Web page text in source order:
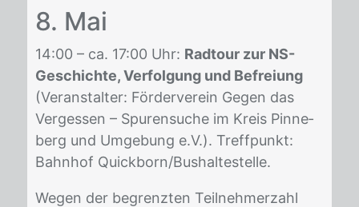
8. Mai
14:00 – ca. 17:00 Uhr: Radtour zur NS-
Geschichte, Verfolgung und Befreiung
(Ver­an­stal­ter: För­der­ver­ein Ge­gen das
Ver­ges­sen – Spu­ren­su­che im Kreis Pin­ne­
berg und Um­ge­bung e.V.). Treff­punkt:
Bahn­hof Quick­born/​Bus­hal­te­stel­le.
We­gen der be­grenz­ten Teil­neh­mer­zahl